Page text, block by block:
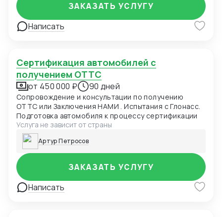
Написать
ЗАКАЗАТЬ УСЛУГУ
Сертификация автомобилей с
получением ОТТС
от 450 000 ₽ 90 дней
Сопровождение и консультации по получению
ОТТС или Заключения НАМИ . Испытания с Глонасс.
Подготовка автомобиля к процессу сертификации
Услуга не зависит от страны
Артур Петросов
Написать
ЗАКАЗАТЬ УСЛУГУ